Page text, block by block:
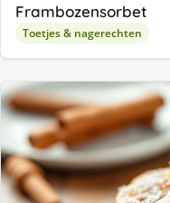
Frambozensorbet
Toetjes & nagerechten